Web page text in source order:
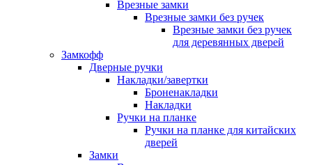
Врезные замки
Врезные замки без ручек
Врезные замки без ручек
для деревянных дверей
Замкофф
Дверные ручки
Накладки/завертки
Броненакладки
Накладки
Ручки на планке
Ручки на планке для китайских
дверей
Замки